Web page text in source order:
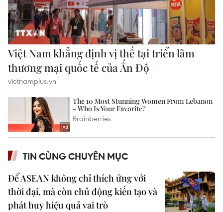
TIN CÙNG CHUYÊN MỤC
Để ASEAN không chỉ thích ứng với
thời đại, mà còn chủ động kiến tạo và
phát huy hiệu quả vai trò